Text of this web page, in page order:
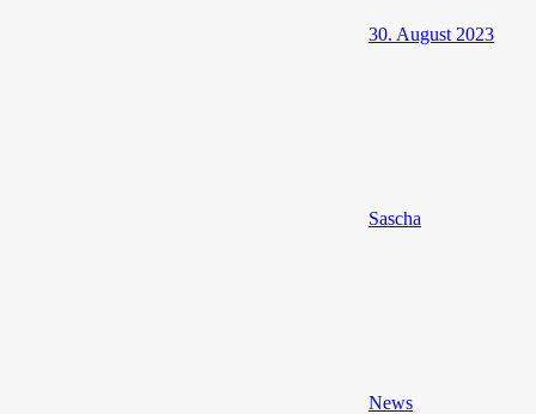
30. August 2023
Sascha
News